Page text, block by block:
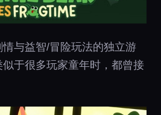
与益智/冒险玩法的独立游
于很多玩家童年时，都曾接